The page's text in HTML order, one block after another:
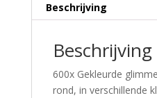
Beschrijving
Beschrijving
600x Gekleurde
rond, in verschillende